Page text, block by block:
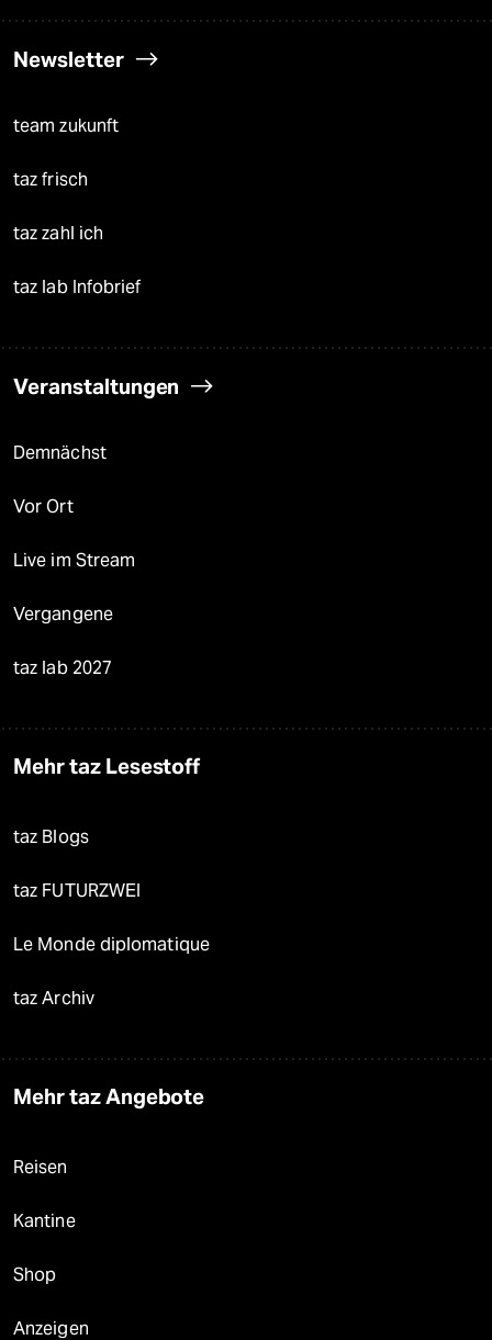
Newsletter
team zukunft
taz frisch
taz zahl ich
taz lab Infobrief
Veranstaltungen
Demnächst
Vor Ort
Live im Stream
Vergangene
taz lab 2027
Mehr taz Lesestoff
taz Blogs
taz FUTURZWEI
Le Monde diplomatique
taz Archiv
Mehr taz Angebote
Reisen
Kantine
Shop
Anzeigen